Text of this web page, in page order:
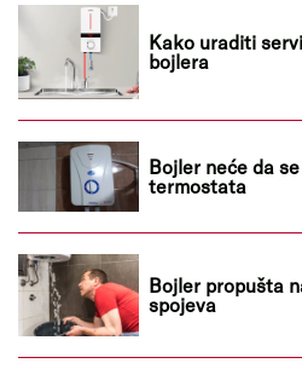
Kako uraditi
bojlera
Bojler neće da
termostata
Bojler propušta
spojeva